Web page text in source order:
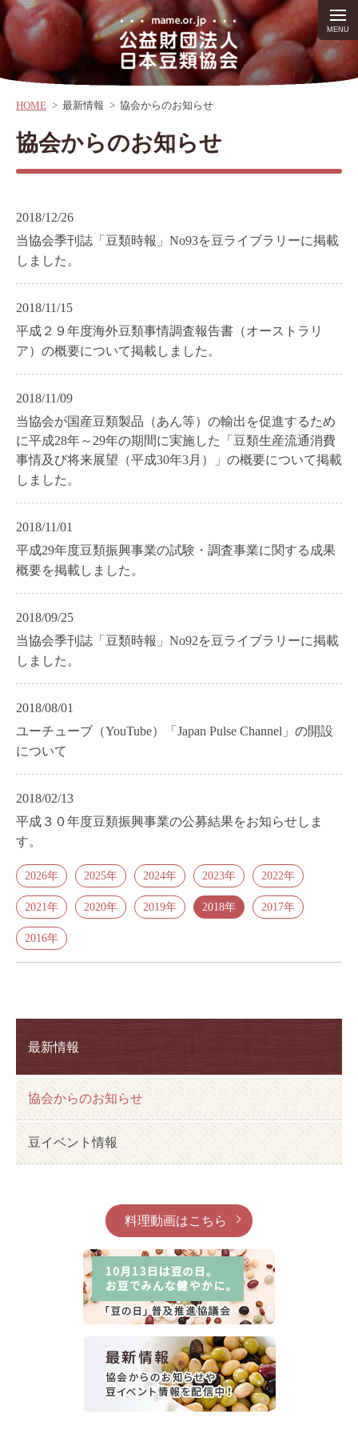
HOME > 最新情報 > 協会からのお知らせ
協会からのお知らせ
2018/12/26
当協会季刊誌「豆類時報」No93を豆ライブラリーに掲載
しました。
2018/11/15
平成２９年度海外豆類事情調査報告書（オーストラリ
ア）の概要について掲載しました。
2018/11/09
当協会が国産豆類製品（あん等）の輸出を促進するため
に平成28年～29年の期間に実施した「豆類生産流通消費
事情及び将来展望（平成30年3月）」の概要について掲載
しました。
2018/11/01
平成29年度豆類振興事業の試験・調査事業に関する成果
概要を掲載しました。
2018/09/25
当協会季刊誌「豆類時報」No92を豆ライブラリーに掲載
しました。
2018/08/01
ユーチューブ（YouTube）「Japan Pulse Channel」の開設
について
2018/02/13
平成３０年度豆類振興事業の公募結果をお知らせしま
す。
2026年 2025年 2024年 2023年 2022年
2021年 2020年 2019年 2018年 2017年
2016年
最新情報
協会からのお知らせ
豆イベント情報
料理動画はこちら